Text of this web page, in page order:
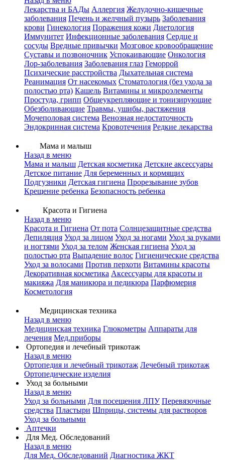
Лекарства и БАДы Аллергия Желудочно-кишечные
заболевания Печень и желчный пузырь Заболевания
крови Гинекология Поражения кожи Диетология
Иммунитет Инфекционные заболевания Сердце и
сосуды Вредные привычки Мозговое кровообращение
Суставы и позвоночник Успокаивающие Онкология
Лор-заболевания Заболевания глаз Геморрой
Психические расстройства Дыхательная система
Реанимация От насекомых Стоматология (без ухода за
полостью рта) Кашель Витамины и микроэлементы
Простуда, грипп Общеукрепляющие и тонизирующие
Обезболивающие Травмы, ушибы, растяжения
Мочеполовая система Венозная недостаточность
Эндокринная система Кровотечения Редкие лекарства
Мама и малыш
Назад в меню
Мама и малыш Детская косметика Детские аксессуары
Детское питание Для беременных и кормящих
Подгузники Детская гигиена Прорезывание зубов
Крещение ребенка Безопасность ребенка
Красота и Гигиена
Назад в меню
Красота и Гигиена От пота Солнцезащитные средства
Депиляция Уход за лицом Уход за ногами Уход за руками
и ногтями Уход за телом Женская гигиена Уход за
полостью рта Выпадение волос Гигиенические средства
Уход за волосами Против перхоти Витамины красоты
Декоративная косметика Аксессуары для красоты и
макияжа Для маникюра и педикюра Парфюмерия
Косметология
Медицинская техника
Назад в меню
Медицинская техника Глюкометры Аппараты для
лечения Мед.приборы
Ортопедия и лечебный трикотаж
Назад в меню
Ортопедия и лечебный трикотаж Лечебный трикотаж
Ортопедические изделия
Уход за больными
Назад в меню
Уход за больными Для посещения ЛПУ Перевязочные
средства Пластыри Шприцы, системы для растворов
Уход за больными
Аптечки
Для Мед. Обследований
Назад в меню
Для Мед. Обследований Диагностика ЖКТ